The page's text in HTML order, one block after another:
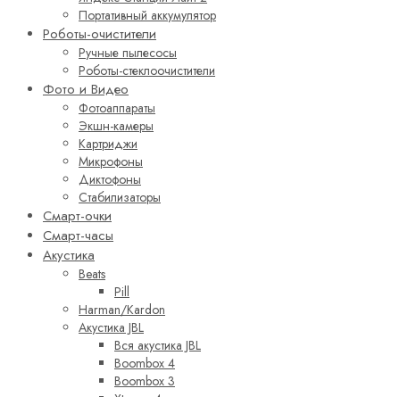
Портативный аккумулятор
Роботы-очистители
Ручные пылесосы
Роботы-стеклоочистители
Фото и Видео
Фотоаппараты
Экшн-камеры
Картриджи
Микрофоны
Диктофоны
Стабилизаторы
Смарт-очки
Смарт-часы
Акустика
Beats
Pill
Harman/Kardon
Акустика JBL
Вся акустика JBL
Boombox 4
Boombox 3